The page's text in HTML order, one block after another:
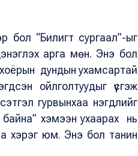
бол “Билигт сургаал”-ыг
арга мөн. Энэ бол
дундын ухамсартай
ойлголтуудыг үүсгэж
гурвынхаа нэгдлийг
байна” хэмээн ухаарах нь
хэрэг юм. Энэ бол танин